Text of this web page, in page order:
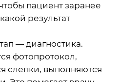
пациент заранее
результат
— диагностика.
фотопротокол,
слепки, выполняются